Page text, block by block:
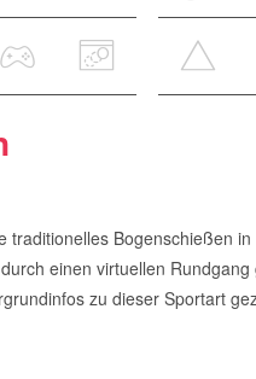
traditionelles Bogenschießen in
einen virtuellen Rundgang
zu dieser Sportart